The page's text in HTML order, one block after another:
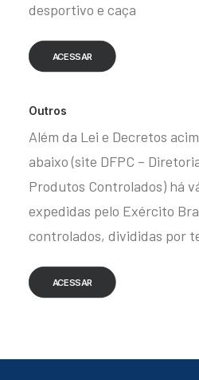
desportivo e caça
ACESSAR
Outros
Além da Lei e Decretos
abaixo (site DFPC –
Produtos Controlados) há
expedidas pelo Exército
controlados, divididas por
ACESSAR